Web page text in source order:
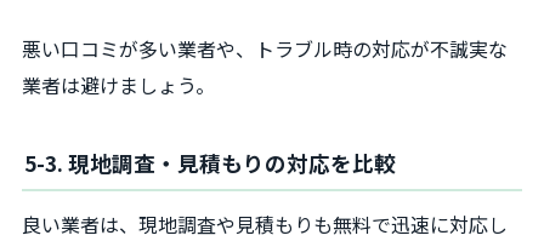
悪い口コミが多い業者や、トラブル時の対応が不誠実な
業者は避けましょう。
5-3. 現地調査・見積もりの対応を比較
良い業者は、現地調査や見積もりも無料で迅速に対応し